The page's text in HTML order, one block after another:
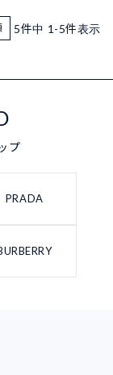
5件中 1 -5件表示
プ
PRADA